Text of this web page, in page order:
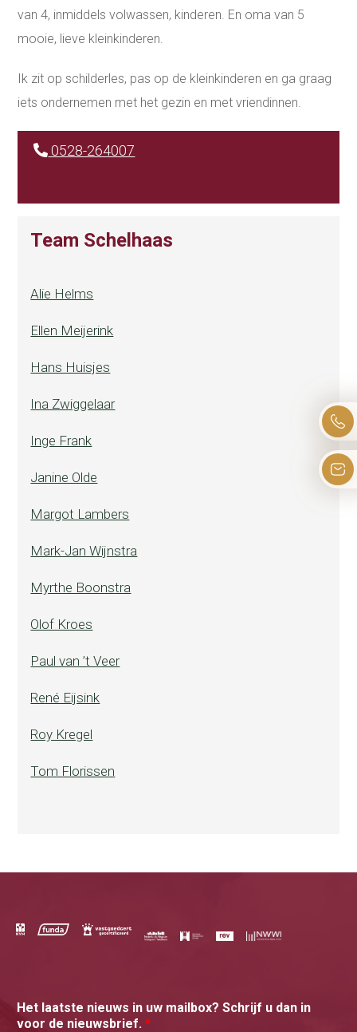
van 4, inmiddels volwassen, kinderen. En oma van 5
mooie, lieve kleinkinderen.
Ik zit op schilderles, pas op de kleinkinderen en ga graag
iets ondernemen met het gezin en met vriendinnen.
0528-264007
Team Schelhaas
Alie Helms
Ellen Meijerink
Hans Huisjes
Ina Zwiggelaar
Inge Frank
Janine Olde
Margot Lambers
Mark-Jan Wijnstra
Myrthe Boonstra
Olof Kroes
Paul van ’t Veer
René Eijsink
Roy Kregel
Tom Florissen
Het laatste nieuws in uw mailbox? Schrijf u dan in
voor de nieuwsbrief. *